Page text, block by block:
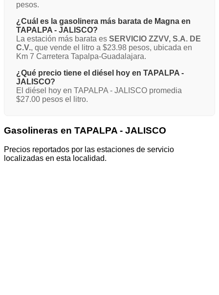
pesos.
¿Cuál es la gasolinera más barata de Magna en
TAPALPA - JALISCO?
La estación más barata es SERVICIO ZZVV, S.A. DE
C.V., que vende el litro a $23.98 pesos, ubicada en
Km 7 Carretera Tapalpa-Guadalajara.
¿Qué precio tiene el diésel hoy en TAPALPA -
JALISCO?
El diésel hoy en TAPALPA - JALISCO promedia
$27.00 pesos el litro.
Gasolineras en TAPALPA - JALISCO
Precios reportados por las estaciones de servicio
localizadas en esta localidad.